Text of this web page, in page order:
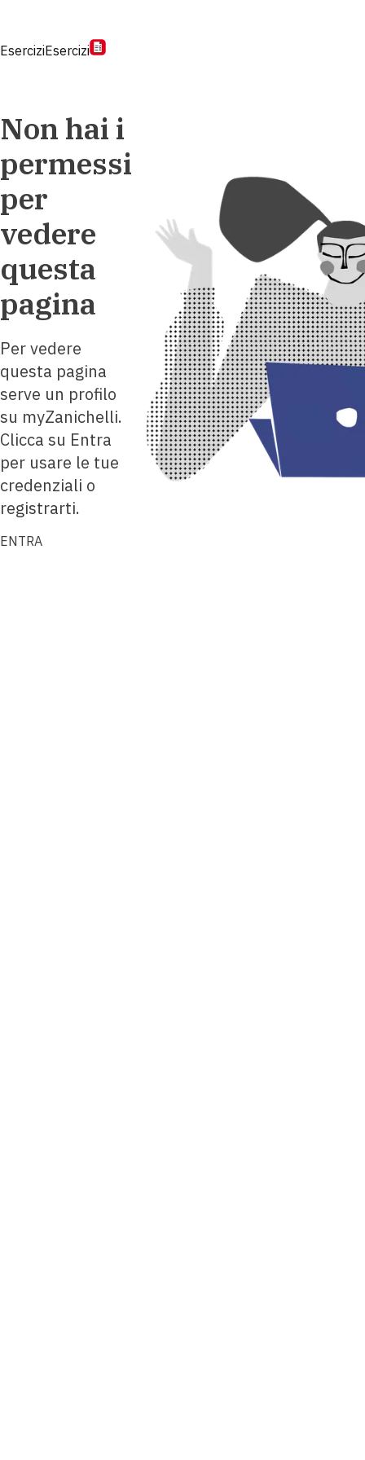
EserciziEsercizi
Non hai i
permessi
per
vedere
questa
pagina
Per vedere
questa pagina
serve un profilo
su myZanichelli.
Clicca su Entra
per usare le tue
credenziali o
registrarti.
ENTRA